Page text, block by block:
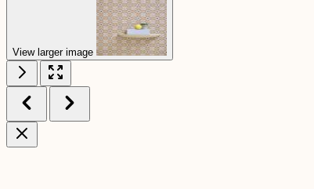
View larger image